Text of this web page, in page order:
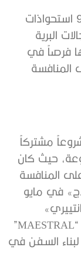
وساهمت هذه الاستحواذات، إلى جانب 9 استحواذات
البرية
لها فرصاً في
المنافسة
شبكة قوية تضم 23 مشروعاً مشتركاً
حيث كان
المنافسة
في مايو
“Fincantieri” لإطلاق مشروع «ميسترال» “MAESTRAL”
السفن في